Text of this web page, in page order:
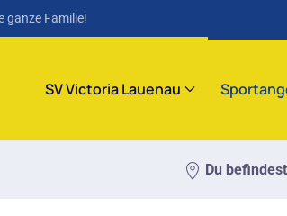
ganze Familie!
SV Victoria Lauenau
Du